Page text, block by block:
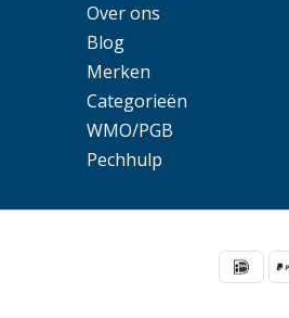
Over ons
Blog
Merken
Categorieën
WMO/PGB
Pechhulp